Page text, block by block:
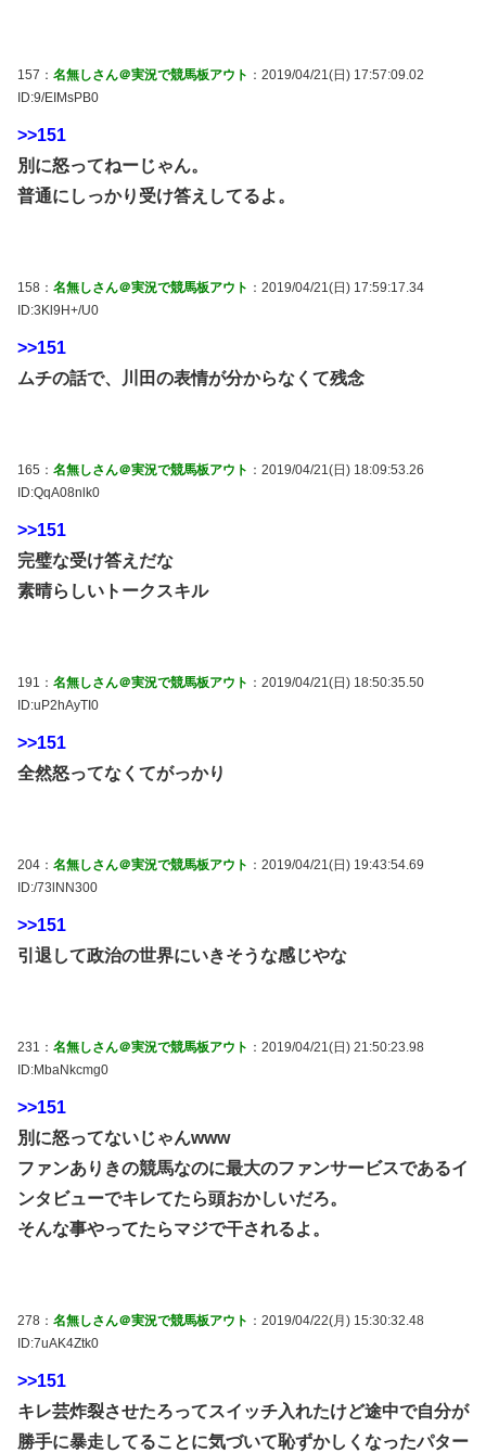
157： 名無しさん＠実況で競馬板アウト ：2019/04/21(日) 17:57:09.02
ID:9/EIMsPB0
>>151
別に怒ってねーじゃん。
普通にしっかり受け答えしてるよ。
158： 名無しさん＠実況で競馬板アウト ：2019/04/21(日) 17:59:17.34
ID:3Kl9H+/U0
>>151
ムチの話で、川田の表情が分からなくて残念
165： 名無しさん＠実況で競馬板アウト ：2019/04/21(日) 18:09:53.26
ID:QqA08nlk0
>>151
完璧な受け答えだな
素晴らしいトークスキル
191： 名無しさん＠実況で競馬板アウト ：2019/04/21(日) 18:50:35.50
ID:uP2hAyTI0
>>151
全然怒ってなくてがっかり
204： 名無しさん＠実況で競馬板アウト ：2019/04/21(日) 19:43:54.69
ID:/73lNN300
>>151
引退して政治の世界にいきそうな感じやな
231： 名無しさん＠実況で競馬板アウト ：2019/04/21(日) 21:50:23.98
ID:MbaNkcmg0
>>151
別に怒ってないじゃんwww
ファンありきの競馬なのに最大のファンサービスであるイ
ンタビューでキレてたら頭おかしいだろ。
そんな事やってたらマジで干されるよ。
278： 名無しさん＠実況で競馬板アウト ：2019/04/22(月) 15:30:32.48
ID:7uAK4Ztk0
>>151
キレ芸炸裂させたろってスイッチ入れたけど途中で自分が
勝手に暴走してることに気づいて恥ずかしくなったパター